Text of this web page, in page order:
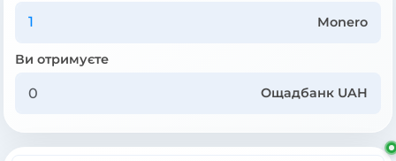
Monero
Ви отримуєте
Ощадбанк UAH